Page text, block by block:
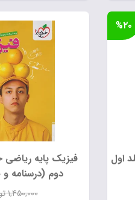
تومان
اول
%۲۰
فیزیک پایه
دوم (درسنامه و
۱,۴۵۰,۰۰۰